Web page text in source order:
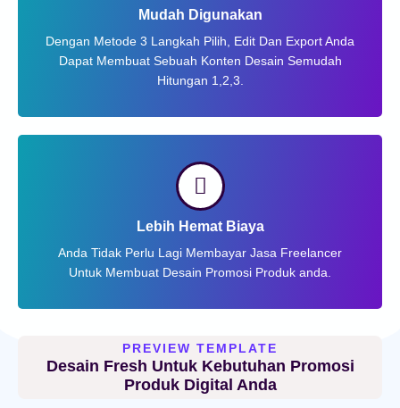
Mudah Digunakan
Dengan Metode 3 Langkah Pilih, Edit Dan Export Anda
Dapat Membuat Sebuah Konten Desain Semudah
Hitungan 1,2,3.
Lebih Hemat Biaya
Anda Tidak Perlu Lagi Membayar Jasa Freelancer
Untuk Membuat Desain Promosi Produk anda.
PREVIEW TEMPLATE
Desain Fresh Untuk Kebutuhan Promosi
Produk Digital Anda